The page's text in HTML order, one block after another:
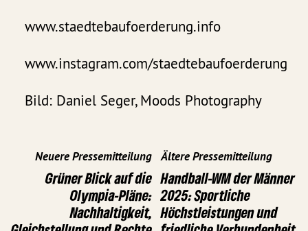
www.staedtebaufoerderung.info
www.instagram.com/staedtebaufoerderung
Bild: Daniel Seger, Moods Photography
Neuere Pressemitteilung
Grüner Blick auf die
Olympia-Pläne:
Nachhaltigkeit,
Ältere Pressemitteilung
Handball-WM der Männer
2025: Sportliche
Höchstleistungen und